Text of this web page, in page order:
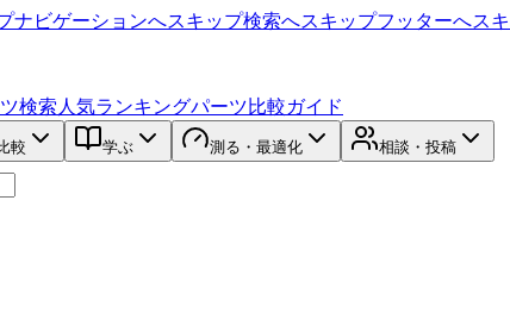
ナビゲーションへスキップ検索へスキップフッターへス
検索 人気ランキングパーツ比較ガイド
較 学ぶ 測る・最適化 相談・投稿